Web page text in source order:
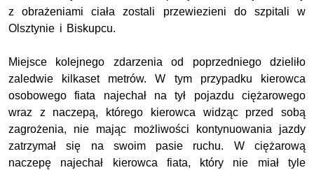
z obrażeniami ciała zostali przewiezieni do szpitali w
Olsztynie i Biskupcu.
Miejsce kolejnego zdarzenia od poprzedniego dzieliło
zaledwie kilkaset metrów. W tym przypadku kierowca
osobowego fiata najechał na tył pojazdu ciężarowego
wraz z naczepą, którego kierowca widząc przed sobą
zagrożenia, nie mając możliwości kontynuowania jazdy
zatrzymał się na swoim pasie ruchu. W ciężarową
naczepę najechał kierowca fiata, który nie miał tyle